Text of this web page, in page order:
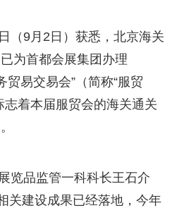
（9月2日）获悉，北京海关
为首都会展集团办理
贸易交易会”（简称“服贸
志着本届服贸会的海关通关
览品监管一科科长王石介
关建设成果已经落地，今年